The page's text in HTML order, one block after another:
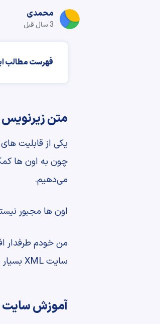
محمدی
3 سال قبل
فهرست مطالب
متن
یکی از قابلیت
چون به اون ها
می‌دهیم.
اون ها مجبور
من خودم طرفدار
سایت XML بسیار شبیه هم هستن، این ها جزو مواردی هستن که داشتن همه قابلیت ها در یک افزونه مفید خواهد بود.
آموزش